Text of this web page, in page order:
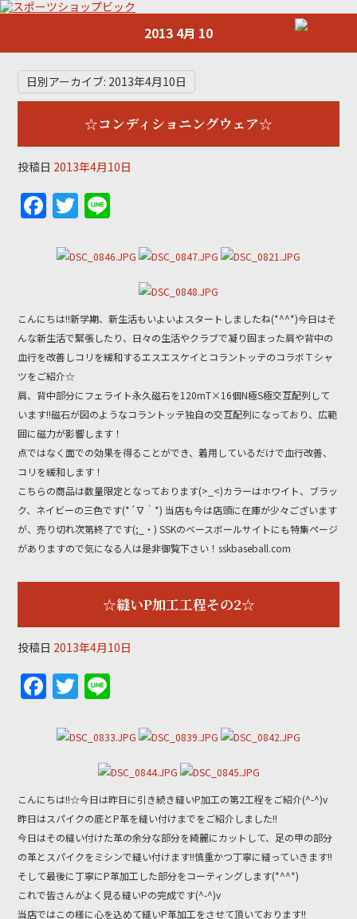
2013 4月 10
日別アーカイブ: 2013年4月10日
☆コンディショニングウェア☆
投稿日 2013年4月10日
F
a
c
b
o
o
k
T
w
itte
こんにちは!!新学期、新生活もいよいよスタートしましたね(*^^*)今日はそ
んな新生活で緊張したり、日々の生活やクラブで凝り固まった肩や背中の
血行を改善しコリを緩和するエスエスケイとコラントッテのコラボＴシャ
ツをご紹介☆
肩、背中部分にフェライト永久磁石を120mT×16個N極S極交互配列して
います!!磁石が図のようなコラントッテ独自の交互配列になっており、広範
囲に磁力が影響します！
点ではなく面での効果を得ることができ、着用しているだけで血行改善、
コリを緩和します！
こちらの商品は数量限定となっております(>_<)カラーはホワイト、ブラッ
ク、ネイビーの三色です(*´∇｀*) 当店も今は店頭に在庫が少々ございます
が、売り切れ次第終了です(;_・) SSKのベースボールサイトにも特集ページ
がありますので気になる人は是非御覧下さい！sskbaseball.com
☆縫いP加工工程その2☆
投稿日 2013年4月10日
F
a
c
b
o
o
k
T
w
itt
er
e
こんにちは!!☆今日は昨日に引き続き縫いP加工の第2工程をご紹介(^-^)v
昨日はスパイクの底とP革を縫い付けまでをご紹介しました!!
今日はその縫い付けた革の余分な部分を綺麗にカットして、足の甲の部分
の革とスパイクをミシンで縫い付けます!!慎重かつ丁寧に縫っていきます!!
そして最後に丁寧にP革加工した部分をコーティングします(*^^*)
これで皆さんがよく見る縫いPの完成です(^-^)v
当店ではこの様に心を込めて縫いP革加工をさせて頂いております!!